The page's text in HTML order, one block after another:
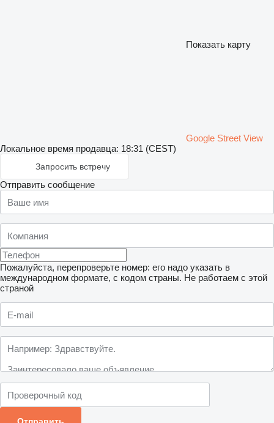
Показать карту
Google Street View
Локальное время продавца: 18:31 (CEST)
Запросить встречу
Отправить сообщение
Пожалуйста, перепроверьте номер: его надо указать в
международном формате, с кодом страны. Не работаем с этой
страной